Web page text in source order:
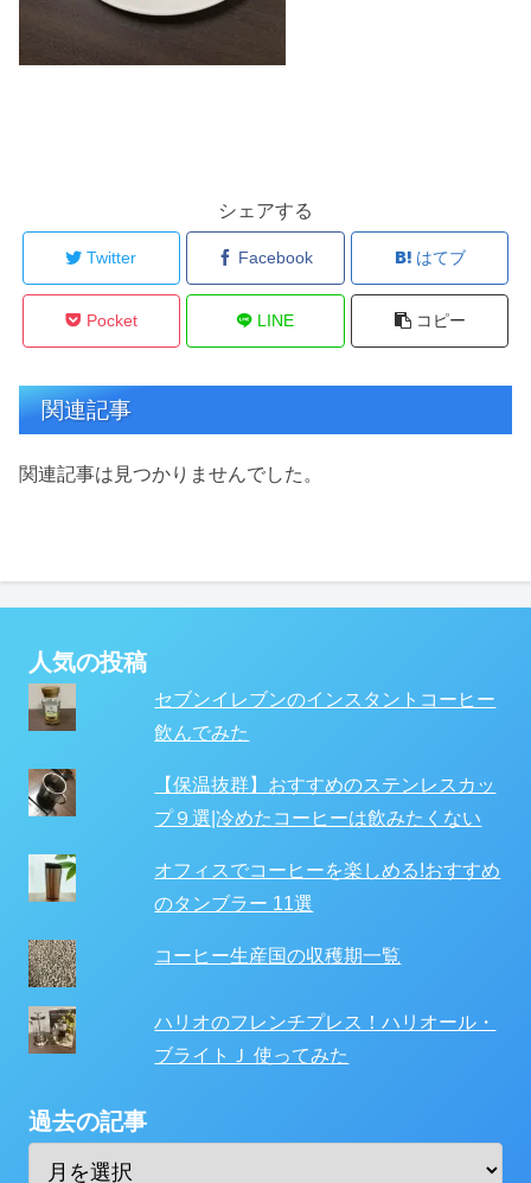
シェアする
Twitter Facebook はてブ
Pocket LINE コピー
関連記事
関連記事は見つかりませんでした。
人気の投稿
セブンイレブンのインスタントコーヒー
飲んでみた
【保温抜群】おすすめのステンレスカッ
プ９選|冷めたコーヒーは飲みたくない
オフィスでコーヒーを楽しめる!おすすめ
のタンブラー 11選
コーヒー生産国の収穫期一覧
ハリオのフレンチプレス！ハリオール・
ブライトＪ 使ってみた
過去の記事